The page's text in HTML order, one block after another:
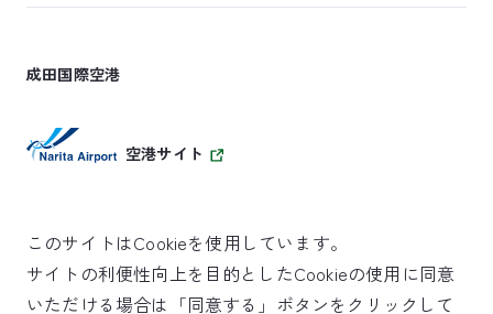
成田国際空港
空港サイト
SKYTRAX
このサイトはCookieを使用しています。
サイトの利便性向上を目的としたCookieの使用に同意
いただける場合は「同意する」ボタンをクリックして